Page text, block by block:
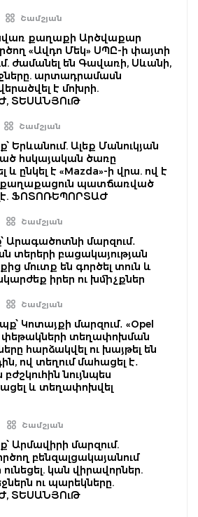
Շամշյան
քաղաքի Արծվաքար
«Ավդո Մեկ» ՍՊԸ-ի փայտի
ժամանել են Գավառի, Սևանի,
արտադրամասն
է մոխրի.
ՏԵՍԱՆՅՈւԹ
Շամշյան
Երևանում. Ալեք Մանուկյան
հսկայական ծառը
ընկել է «Mazda»-ի վրա. ով է
քաղաքացուն պատճառված
ՖՈՏՈՌԵՊՈՐՏԱԺ
Շամշյան
Արագածոտնի մարզում․
տերերի բացակայության
մուտք են գործել տուն և
իրեր ու խմիչքներ
Շամշյան
Կոտայքի մարզում․ «Opel
փեթակների տեղափոխման
հարձակվել ու խայթել են
ով տեղում մահացել է․
նույնպես
և տեղափոխվել
Շամշյան
Արմավիրի մարզում.
բենզալցակայանում
կան վիրավորներ.
ու պարեկները.
ՏԵՍԱՆՅՈւԹ